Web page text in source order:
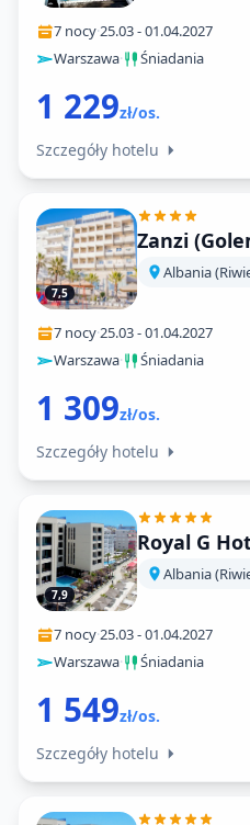
7 nocy·25.03-01.04.2027
Warszawa· Śniadania
1 229zł/os.
Szczegóły hotelu
7,5
Zanzi
Albania
7 nocy·25.03-01.04.2027
Warszawa· Śniadania
1 309zł/os.
Szczegóły hotelu
7,9
Royal G
Albania
7 nocy·25.03-01.04.2027
Warszawa· Śniadania
1 549zł/os.
Szczegóły hotelu